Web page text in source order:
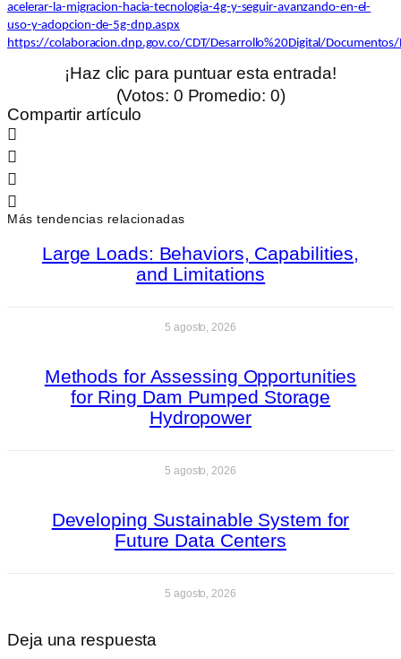
acelerar-la-migracion-hacia-tecnologia-4g-y-seguir-avanzando-en-el-
uso-y-adopcion-de-5g-dnp.aspx
https://colaboracion.dnp.gov.co/CDT/Desarrollo%20Digital/Documentos/
¡Haz clic para puntuar esta entrada!
(Votos: 0 Promedio: 0)
Compartir artículo
Más tendencias relacionadas
Large Loads: Behaviors, Capabilities,
and Limitations
5 agosto, 2026
Methods for Assessing Opportunities
for Ring Dam Pumped Storage
Hydropower
5 agosto, 2026
Developing Sustainable System for
Future Data Centers
5 agosto, 2026
Deja una respuesta